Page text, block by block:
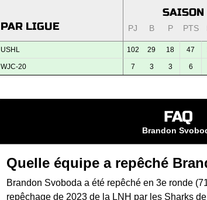
PAR LIGUE
SAISON
PJ B P PTS
USHL 102 29 18 47
WJC-20 7 3 3 6
FAQ
Brandon
Quelle équipe a repêché
Brandon Svoboda a été repêché en 3e ronde
repêchage de 2023 de la LNH par les Sharks